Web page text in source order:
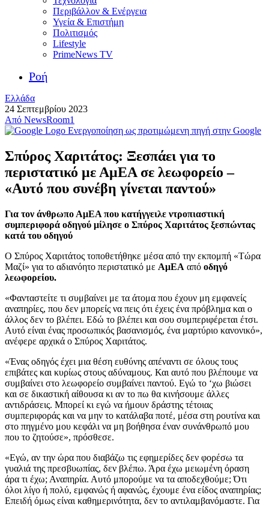
Περιβάλλον & Ενέργεια
Υγεία & Επιστήμη
Πολιτισμός
Lifestyle
PrimeNews TV
Ροή
Ελλάδα
24 Σεπτεμβρίου 2023
Από NewsRoom1
Ενεργοποίηση ως προτιμώμενη πηγή στην Google
Σπύρος Χαριτάτος: Ξεσπάει για το
περιστατικό με ΑμΕΑ σε λεωφορείο –
«Αυτό που συνέβη γίνεται παντού»
Για τον άνθρωπο ΑμΕΑ που κατήγγειλε ντροπιαστική
συμπεριφορά οδηγού μίλησε ο Σπύρος Χαριτάτος ξεσπώντας
κατά του οδηγού
Ο Σπύρος Χαριτάτος τοποθετήθηκε μέσα από την εκπομπή «Τώρα
Μαζί» για το αδιανόητο περιστατικό με ΑμΕΑ από οδηγό
λεωφορείου.
«Φανταστείτε τι συμβαίνει με τα άτομα που έχουν μη εμφανείς
αναπηρίες, που δεν μπορείς να πεις ότι έχεις ένα πρόβλημα και ο
άλλος δεν το βλέπει. Εδώ το βλέπει και σου συμπεριφέρεται έτσι.
Αυτό είναι ένας προσωπικός βασανισμός, ένα μαρτύριο κανονικό»,
ανέφερε αρχικά ο Σπύρος Χαριτάτος.
«Ένας οδηγός έχει μια θέση ευθύνης απέναντι σε όλους τους
επιβάτες και κυρίως στους αδύναμους. Και αυτό που βλέπουμε να
συμβαίνει στο λεωφορείο συμβαίνει παντού. Εγώ το ‘χω βιώσει
και σε δικαστική αίθουσα κι αν το πω θα κινήσουμε άλλες
αντιδράσεις. Μπορεί κι εγώ να ήμουν δράστης τέτοιας
συμπεριφοράς και να μην το κατάλαβα ποτέ, μέσα στη ρουτίνα και
στο πηγμένο μου κεφάλι να μη βοήθησα έναν συνάνθρωπό μου
που το ζητούσε», πρόσθεσε.
«Εγώ, αν την ώρα που διαβάζω τις εφημερίδες δεν φορέσω τα
γυαλιά της πρεσβυωπίας, δεν βλέπω. Άρα έχω μειωμένη όραση
άρα τι έχω; Αναπηρία. Αυτό μπορούμε να τα αποδεχθούμε; Ότι
όλοι λίγο ή πολύ, εμφανώς ή αφανώς, έχουμε ένα είδος αναπηρίας;
Επειδή όμως είναι καθημερινότητα, δεν το αντιλαμβανόμαστε. Για